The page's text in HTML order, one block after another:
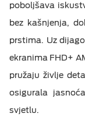
poboljšava
bez kašnjenja,
prstima. Uz
ekranima FHD+
pružaju življe
osigurala
svjetlu.